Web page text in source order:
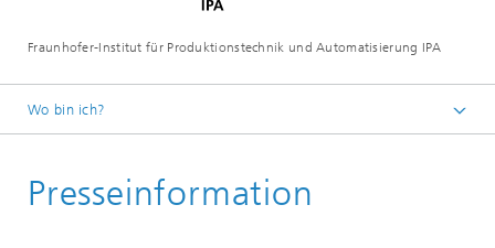
Fraunhofer-Institut für Produktionstechnik und Automatisierung IPA
Wo bin ich?
Presse/Medien
Presseinformation